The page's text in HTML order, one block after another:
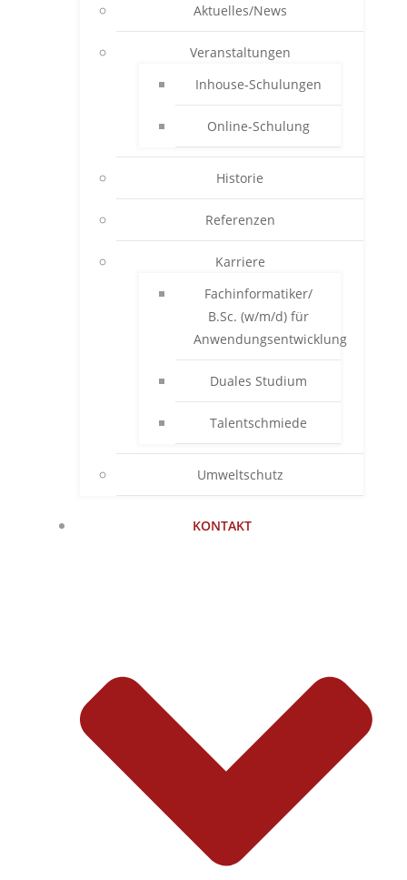
Aktuelles/News
Veranstaltungen
Inhouse-Schulungen
Online-Schulung
Historie
Referenzen
Karriere
Fachinformatiker/
B.Sc. (w/m/d) für
Anwendungsentwicklung
Duales Studium
Talentschmiede
Umweltschutz
KONTAKT